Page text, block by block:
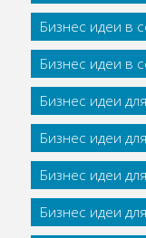
Бизнес идеи в
Бизнес идеи в
Бизнес идеи
Бизнес идеи
Бизнес идеи
Бизнес идеи